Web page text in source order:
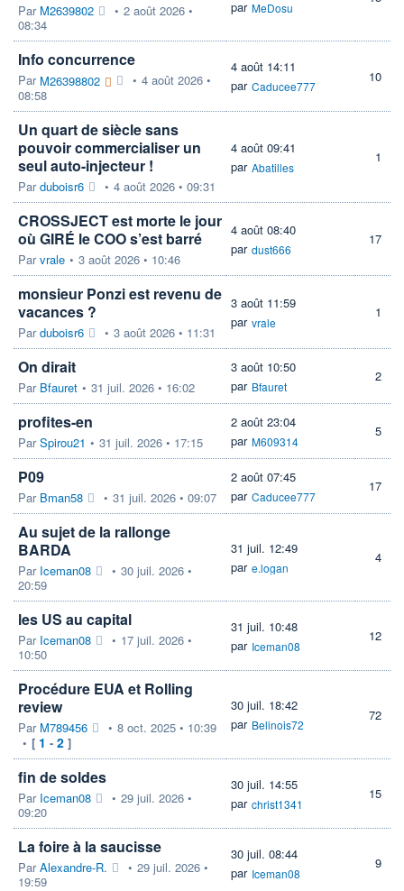
Par M2639802 • 2 août 2026 •
08:34
par MeDosu
Info concurrence
Par M26398802 • 4 août 2026 •
08:58
4 août 14:11
par Caducee777
10
Un quart de siècle sans
pouvoir commercialiser un
seul auto-injecteur !
Parduboisr6 • 4 août 2026 • 09:31
4 août 09:41
par Abatilles
1
CROSSJECT est morte le jour
où GIRÉ le COO s’est barré
Parvrale • 3 août 2026 • 10:46
4 août 08:40
par dust666
17
monsieur Ponzi est revenu de
vacances ?
Parduboisr6 • 3 août 2026 • 11:31
3 août 11:59
par vrale
1
On dirait
Par Bfauret • 31 juil. 2026 • 16:02
3 août 10:50
par Bfauret
2
profites-en
ParSpirou21 • 31 juil. 2026 • 17:15
2 août 23:04
par M609314
5
P09
Par Bman58 • 31 juil. 2026 • 09:07
2 août 07:45
par Caducee777
17
Au sujet de la rallonge
BARDA
Par Iceman08 • 30 juil. 2026 •
20:59
31 juil. 12:49
par e.logan
4
les US au capital
Par Iceman08 • 17 juil. 2026 •
10:50
31 juil. 10:48
par Iceman08
12
Procédure EUA et Rolling
review
Par M789456 • 8 oct. 2025 • 10:39
• [ 1 - 2 ]
30 juil. 18:42
par Belinois72
72
fin de soldes
Par Iceman08 • 29 juil. 2026 •
09:20
30 juil. 14:55
par christ1341
15
La foire à la saucisse
ParAlexandre-R. • 29 juil. 2026 •
19:59
30 juil. 08:44
par Iceman08
9